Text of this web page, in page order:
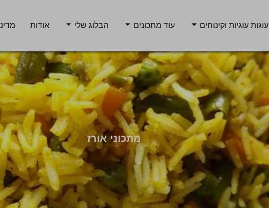
עוגות עוגיות וקינוחים עוד מתכונים הבלוג שלי אודות
מתכוני אורז